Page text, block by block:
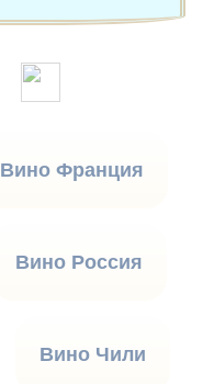
Вино Франция
Вино Россия
Вино Чили